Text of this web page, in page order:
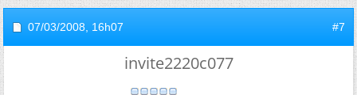
07/03/2008, 16h07 #7
invite2220c077